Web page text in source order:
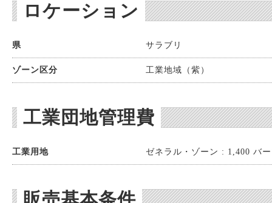
ロケーション
県 サラブリ
ゾーン区分 工業地域（紫）
工業団地管理費
工業用地 ゼネラル・ゾーン : 1,400 バ